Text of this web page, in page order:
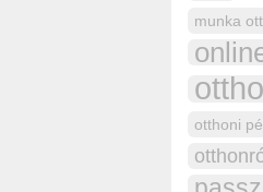
munka
otthoni